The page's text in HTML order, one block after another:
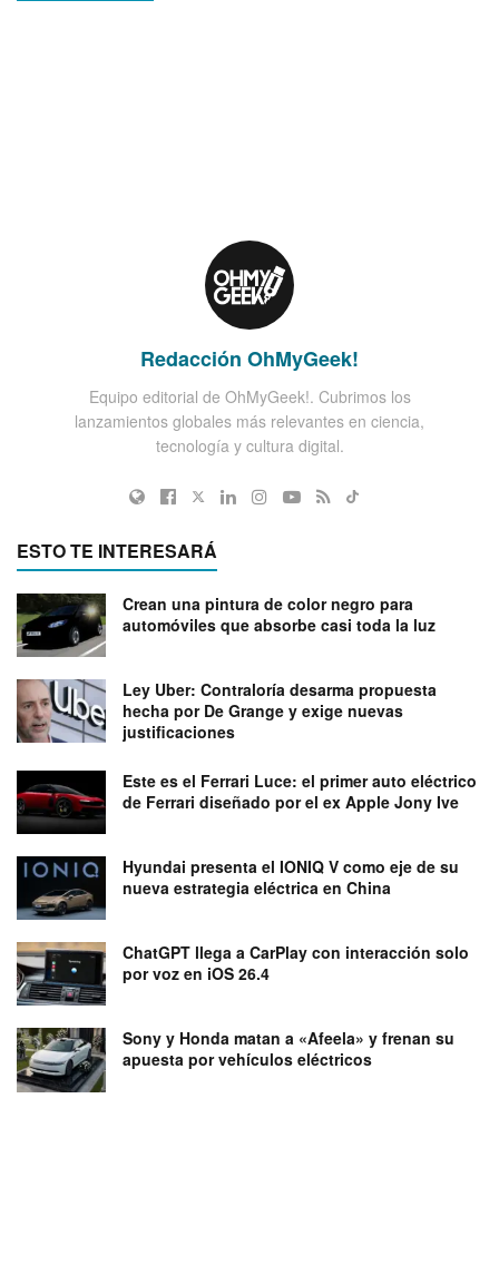
Redacción OhMyGeek!
Equipo editorial de OhMyGeek!. Cubrimos los
lanzamientos globales más relevantes en ciencia,
tecnología y cultura digital.
ESTO TE INTERESARÁ
Crean una pintura de color negro para
automóviles que absorbe casi toda la luz
Ley Uber: Contraloría desarma propuesta
hecha por De Grange y exige nuevas
justificaciones
Este es el Ferrari Luce: el primer auto eléctrico
de Ferrari diseñado por el ex Apple Jony Ive
Hyundai presenta el IONIQ V como eje de su
nueva estrategia eléctrica en China
ChatGPT llega a CarPlay con interacción solo
por voz en iOS 26.4
Sony y Honda matan a «Afeela» y frenan su
apuesta por vehículos eléctricos